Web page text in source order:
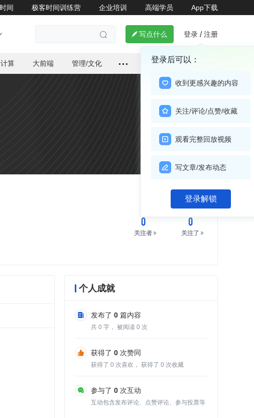
间 极客时间训练营 企业培训 高端学员 App下载
  写点什么 登录 / 注册
登录后可以：
收到更感兴趣的内容
关注/评论/点赞/收藏
观看完整回放视频
写文章/发布动态
登录解锁
算 大前端 管理/文化
关注
0
关注者
0
关注了
个人成就
发布了 0 篇内容
共 0 字， 被阅读 0 次
获得了 0 次赞同
获得了 0 次喜欢， 获得了 0 次收藏
参与了 0 次互动
互动包含发布评论、点赞评论、参与投票等